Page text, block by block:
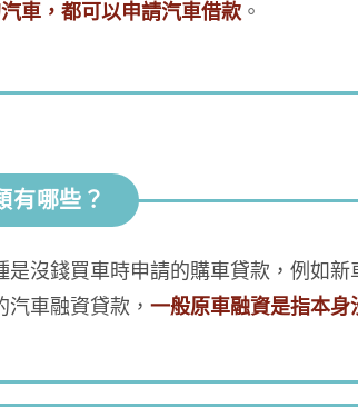
車，都可以申請汽車借款 。
有哪些？
是沒錢買車時申請的購車貸款，例如新
車融資貸款， 一般原車融資是指本